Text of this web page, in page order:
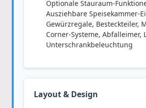
Optionale Stauraum-
Ausziehbare Speisekammer-
Gewürzregale, Besteckteiler,
Corner-Systeme, Abfalleimer,
Unterschrankbeleuchtung
Layout & Design